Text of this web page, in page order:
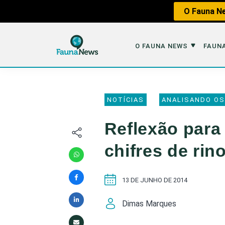
O Fauna
O FAUNA NEWS
O Fauna News
Equipe
Parceiros
Republique
Contato/Mídia Kit
Fauna em
Caça
Impactos dos
NOTÍCIAS ANALISANDO
Reflexão
chifres de
Dimas Marques
13 DE JUNHO DE 2014